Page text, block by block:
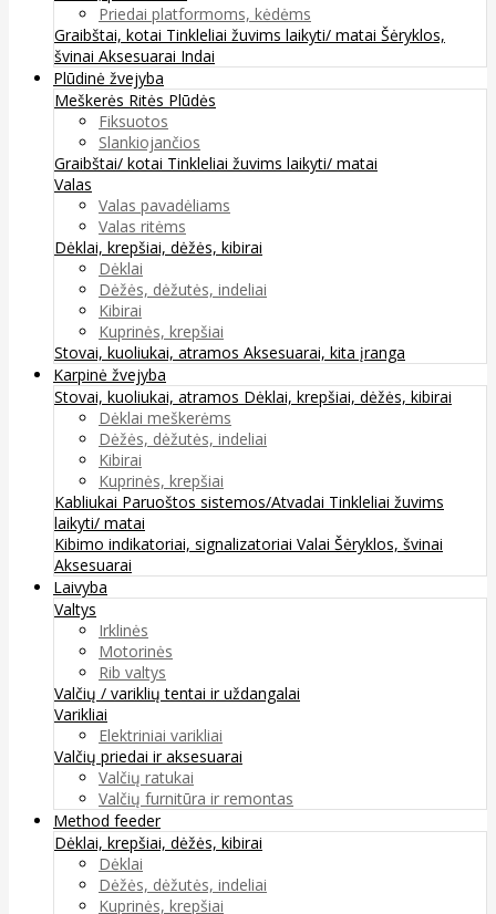
Priedai platformoms, kėdėms
Graibštai, kotai Tinkleliai žuvims laikyti/ matai Šėryklos,
švinai Aksesuarai Indai
Plūdinė žvejyba
Meškerės Ritės Plūdės
Fiksuotos
Slankiojančios
Graibštai/ kotai Tinkleliai žuvims laikyti/ matai
Valas
Valas pavadėliams
Valas ritėms
Dėklai, krepšiai, dėžės, kibirai
Dėklai
Dėžės, dėžutės, indeliai
Kibirai
Kuprinės, krepšiai
Stovai, kuoliukai, atramos Aksesuarai, kita įranga
Karpinė žvejyba
Stovai, kuoliukai, atramos Dėklai, krepšiai, dėžės, kibirai
Dėklai meškerėms
Dėžės, dėžutės, indeliai
Kibirai
Kuprinės, krepšiai
Kabliukai Paruoštos sistemos/Atvadai Tinkleliai žuvims
laikyti/ matai
Kibimo indikatoriai, signalizatoriai Valai Šėryklos, švinai
Aksesuarai
Laivyba
Valtys
Irklinės
Motorinės
Rib valtys
Valčių / variklių tentai ir uždangalai
Varikliai
Elektriniai varikliai
Valčių priedai ir aksesuarai
Valčių ratukai
Valčių furnitūra ir remontas
Method feeder
Dėklai, krepšiai, dėžės, kibirai
Dėklai
Dėžės, dėžutės, indeliai
Kuprinės, krepšiai